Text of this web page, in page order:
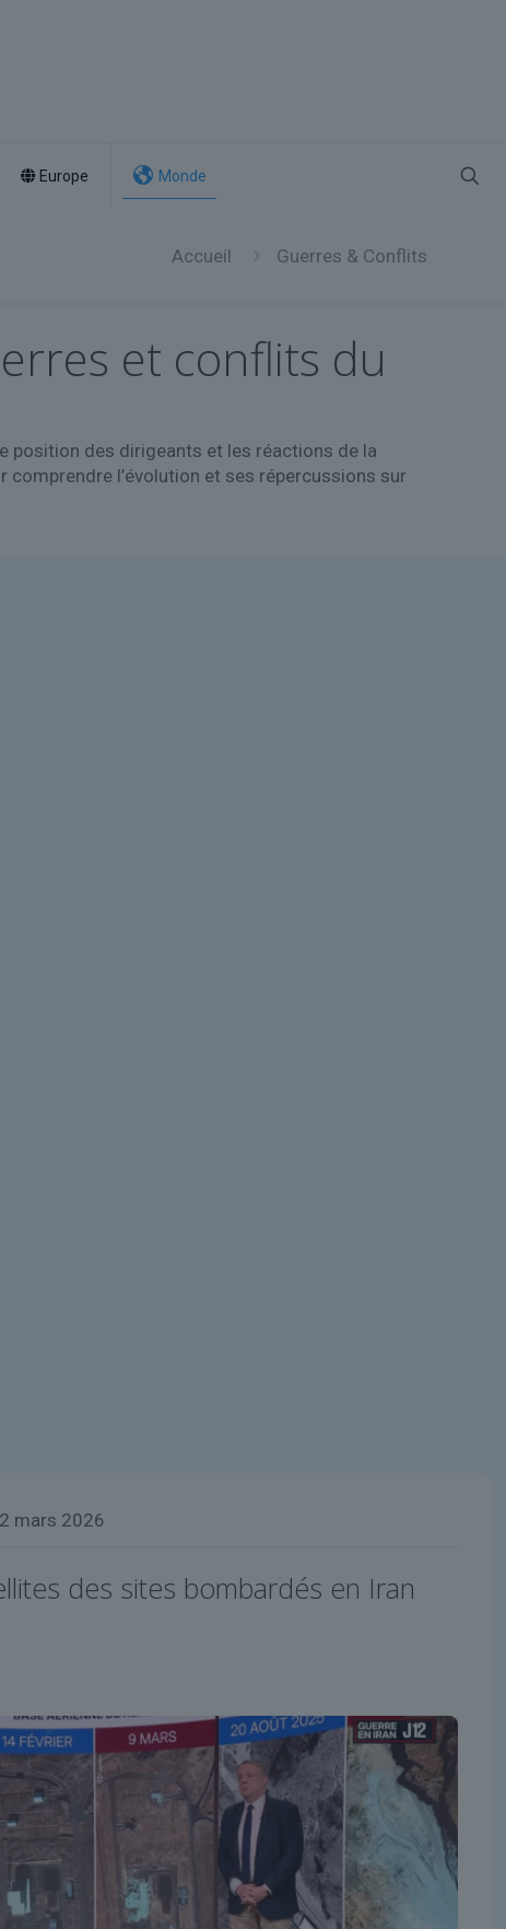
Europe Monde
Accueil Guerres & Conflits
et conflits du
position des dirigeants et les réactions de la
l’évolution et ses répercussions sur
mars 2026
des sites bombardés en Iran